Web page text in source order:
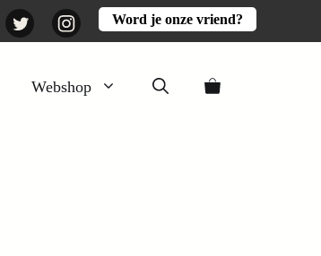
Twitter InstagramWord je onze vriend?
Webshop